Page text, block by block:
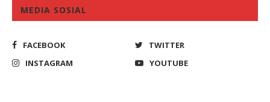
MEDIA SOSIAL
FACEBOOK
TWITTER
INSTAGRAM
YOUTUBE